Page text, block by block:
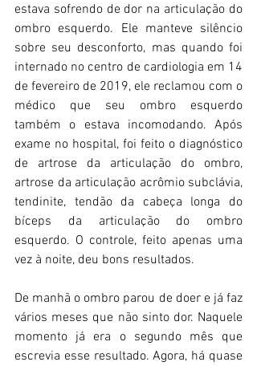
estava sofrendo de dor na articulação do
ombro esquerdo. Ele manteve silêncio
sobre seu desconforto, mas quando foi
internado no centro de cardiologia em 14
de fevereiro de 2019, ele reclamou com o
médico que seu ombro esquerdo
também o estava incomodando. Após
exame no hospital, foi feito o diagnóstico
de artrose da articulação do ombro,
artrose da articulação acrômio subclávia,
tendinite, tendão da cabeça longa do
bíceps da articulação do ombro
esquerdo. O controle, feito apenas uma
vez à noite, deu bons resultados.
De manhã o ombro parou de doer e já faz
vários meses que não sinto dor. Naquele
momento já era o segundo mês que
escrevia esse resultado. Agora, há quase